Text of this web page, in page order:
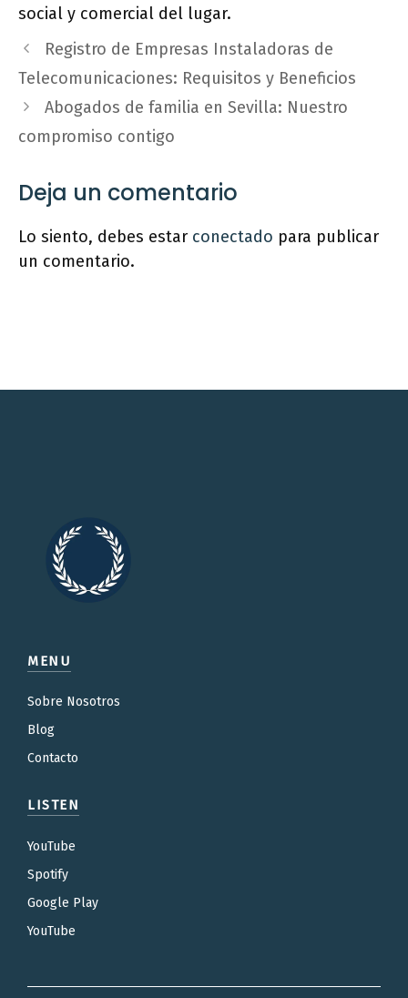
social y comercial del lugar.
Registro de Empresas Instaladoras de
Telecomunicaciones: Requisitos y Beneficios
Abogados de familia en Sevilla: Nuestro
compromiso contigo
Deja un comentario
Lo siento, debes estar conectado para publicar
un comentario.
MENU
Sobre Nosotros
Blog
Contacto
LISTEN
YouTube
Spotify
Google Play
YouTube